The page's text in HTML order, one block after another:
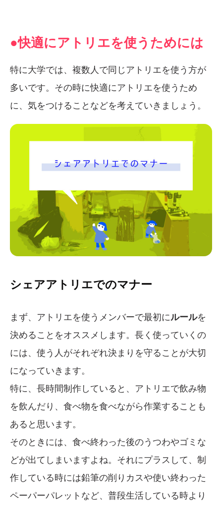
●快適にアトリエを使うためには
特に大学では、複数人で同じアトリエを使う方が
多いです。その時に快適にアトリエを使うため
に、気をつけることなどを考えていきましょう。
シェアアトリエでのマナー
まず、アトリエを使うメンバーで最初にルールを
決めることをオススメします。長く使っていくの
には、使う人がそれぞれ決まりを守ることが大切
になっていきます。
特に、長時間制作していると、アトリエで飲み物
を飲んだり、食べ物を食べながら作業することも
あると思います。
そのときには、食べ終わった後のうつわやゴミな
どが出てしまいますよね。それにプラスして、制
作している時には鉛筆の削りカスや使い終わった
ペーパーパレットなど、普段生活している時より